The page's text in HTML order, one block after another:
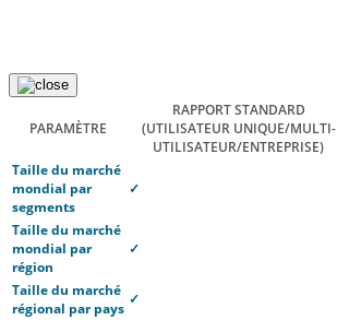
PARAMÈTRE
RAPPORT STANDARD
(UTILISATEUR UNIQUE/MULTI-
UTILISATEUR/ENTREPRISE)
Taille du marché
mondial par
segments
✓
Taille du marché
mondial par
région
✓
Taille du marché
régional par pays
✓